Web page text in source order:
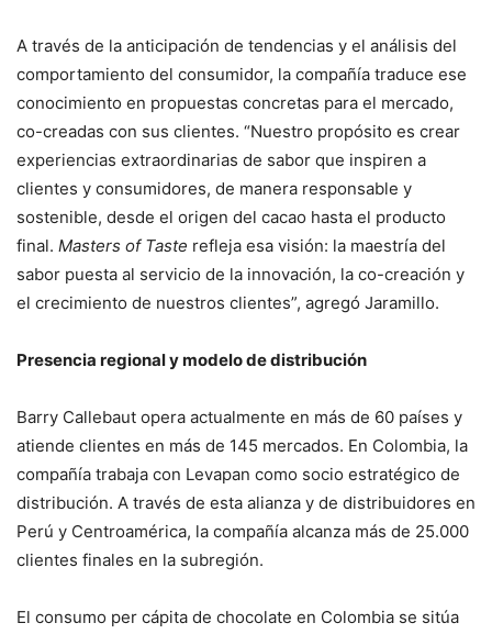
A través de la anticipación de tendencias y el análisis del
comportamiento del consumidor, la compañía traduce ese
conocimiento en propuestas concretas para el mercado,
co-creadas con sus clientes. “Nuestro propósito es crear
experiencias extraordinarias de sabor que inspiren a
clientes y consumidores, de manera responsable y
sostenible, desde el origen del cacao hasta el producto
final. Masters of Taste refleja esa visión: la maestría del
sabor puesta al servicio de la innovación, la co-creación y
el crecimiento de nuestros clientes”, agregó Jaramillo.
Presencia regional y modelo de distribución
Barry Callebaut opera actualmente en más de 60 países y
atiende clientes en más de 145 mercados. En Colombia, la
compañía trabaja con Levapan como socio estratégico de
distribución. A través de esta alianza y de distribuidores en
Perú y Centroamérica, la compañía alcanza más de 25.000
clientes finales en la subregión.
El consumo per cápita de chocolate en Colombia se sitúa